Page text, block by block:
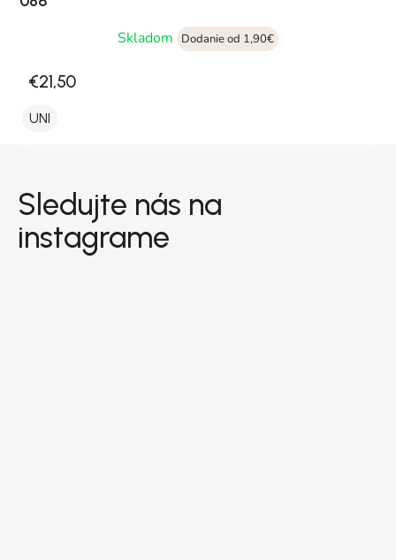
Skladom
Dodanie od 1,90€
€21,50
UNI
Sledujte nás na
instagrame